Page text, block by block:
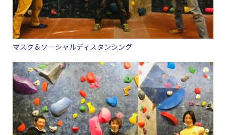
マスク＆ソーシャルディスタンシング